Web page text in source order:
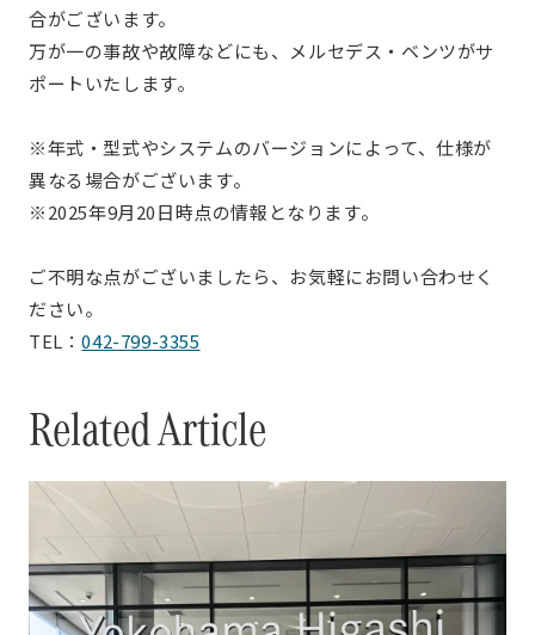
合がございます。
万が一の事故や故障などにも、メルセデス・ベンツがサ
ポートいたします。
※年式・型式やシステムのバージョンによって、仕様が
異なる場合がございます。
※2025年9月20日時点の情報となります。
ご不明な点がございましたら、お気軽にお問い合わせく
ださい。
TEL：042-799-3355
Related Article